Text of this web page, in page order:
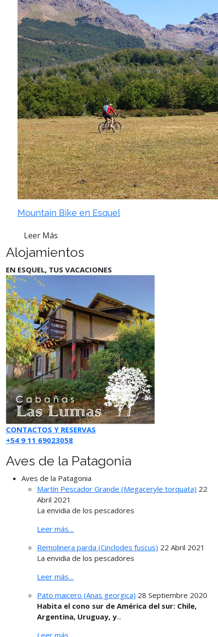
Mountain Bike en Esquel
Leer Más
Alojamientos
EN ESQUEL, TUS VACACIONES
CONTACTOS Y RESERVAS
+54 9 11 69023058
Aves de la Patagonia
Aves de la Patagonia
Martín Pescador Grande (Megaceryle torquata) 22
Abril 2021
La envidia de los pescadores
Leer más…
Remolinera parda (Cinclodes fuscus) 22 Abril 2021
La envidia de los pescadores
Leer más…
Pato maicero (Anas georgica) 28 Septiembre 2020
Habita el cono sur de América del sur: Chile,
Argentina, Uruguay, y...
Leer más…